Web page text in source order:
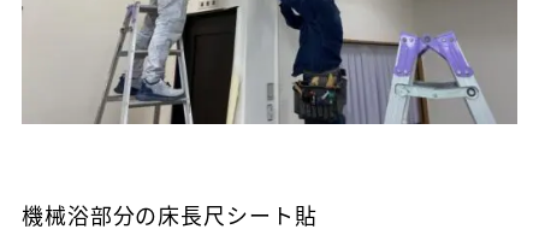
機械浴部分の床長尺シート貼